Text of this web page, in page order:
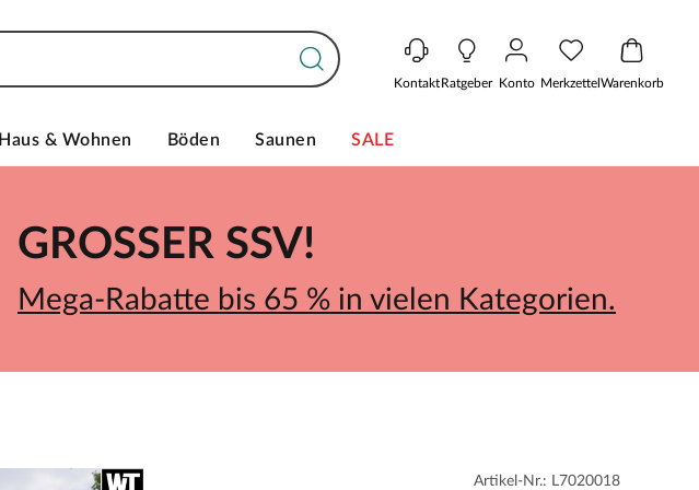
KontaktRatgeber Konto MerkzettelWarenkorb
Haus & Wohnen Böden Saunen SALE
GROSSER SSV!
Mega-Rabatte bis 65 % in vielen Kategorien.
Artikel-Nr.: L7020018